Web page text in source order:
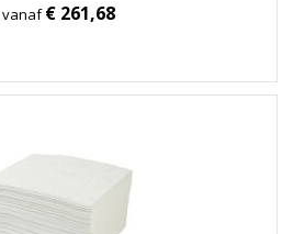
vanaf€ 261,68